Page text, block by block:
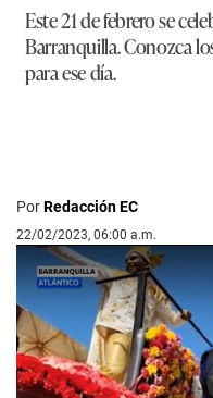
Este 21 de febrero se
Barranquilla. Conozca
para ese día.
PorRedacción EC
22/02/2023, 06:00 a.m.